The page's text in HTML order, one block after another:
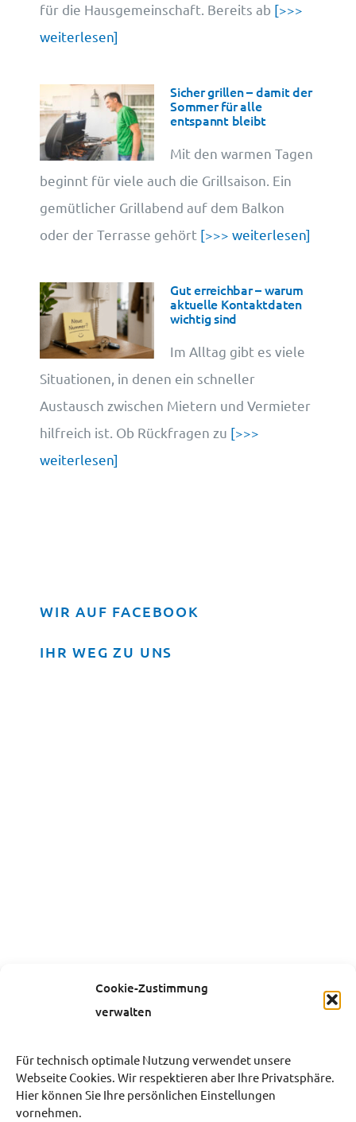
Cookie-Zustimmung
verwalten
Für technisch optimale Nutzung verwendet unsere
Webseite Cookies. Wir respektieren aber Ihre Privatsphäre.
Hier können Sie Ihre persönlichen Einstellungen
vornehmen.
für die Hausgemeinschaft. Bereits ab [>>>
weiterlesen]
Sicher grillen – damit der
Sommer für alle
entspannt bleibt
Mit den warmen Tagen
beginnt für viele auch die Grillsaison. Ein
gemütlicher Grillabend auf dem Balkon
oder der Terrasse gehört [>>> weiterlesen]
Gut erreichbar – warum
aktuelle Kontaktdaten
wichtig sind
Im Alltag gibt es viele
Situationen, in denen ein schneller
Austausch zwischen Mietern und Vermieter
hilfreich ist. Ob Rückfragen zu [>>>
weiterlesen]
WIR AUF FACEBOOK
IHR WEG ZU UNS